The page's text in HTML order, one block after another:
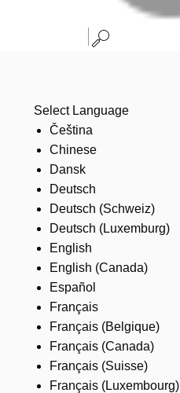
Select Language
Čeština
Chinese
Dansk
Deutsch
Deutsch (Schweiz)
Deutsch (Luxemburg)
English
English (Canada)
Español
Français
Français (Belgique)
Français (Canada)
Français (Suisse)
Français (Luxembourg)